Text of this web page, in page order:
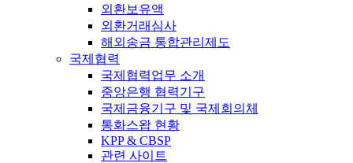
외환보유액
외환거래심사
해외송금 통합관리제도
국제협력
국제협력업무 소개
중앙은행 협력기구
국제금융기구 및 국제회의체
통화스왑 현황
KPP & CBSP
관련 사이트